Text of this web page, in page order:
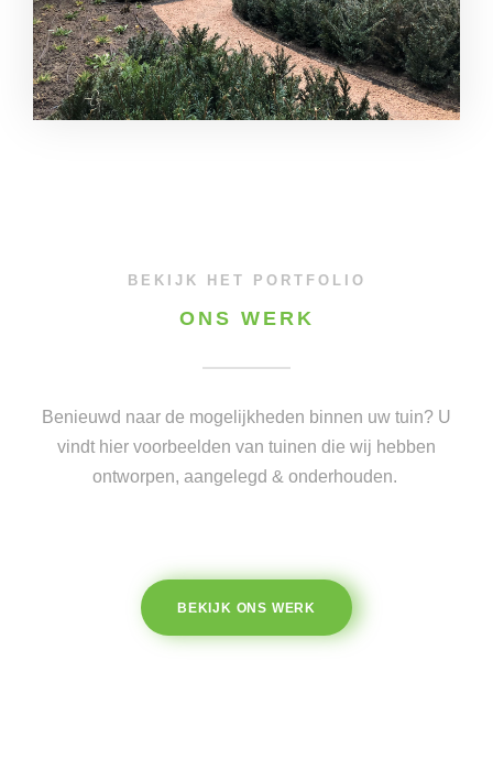
BEKIJK HET PORTFOLIO
ONS WERK
Benieuwd naar de mogelijkheden binnen uw tuin? U
vindt hier voorbeelden van tuinen die wij hebben
ontworpen, aangelegd & onderhouden.
BEKIJK ONS WERK